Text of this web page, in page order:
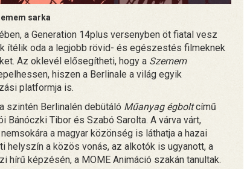
sarka
a Generation 14plus versenyben öt fiatal vesz
ítélik oda a legjobb rövid- és egészestés filmeknek
Az oklevél elősegítheti, hogy a Szemem
hiszen a Berlinale a világ egyik
platformja is.
szintén Berlinalén debütáló Műanyag égboltcímű
Tibor és Szabó Sarolta. A várva várt,
a magyar közönség is láthatja a hazai
helyszín a közös vonás, az alkotók is ugyanott, a
képzésén, a MOME Animáció szakán tanultak.